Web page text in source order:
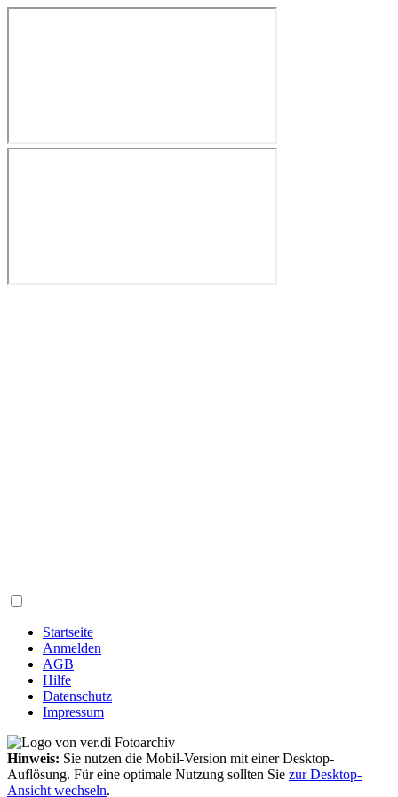
Startseite
Anmelden
AGB
Hilfe
Datenschutz
Impressum
Hinweis: Sie nutzen die Mobil-Version mit einer Desktop-
Auflösung. Für eine optimale Nutzung sollten Sie zur Desktop-
Ansicht wechseln.